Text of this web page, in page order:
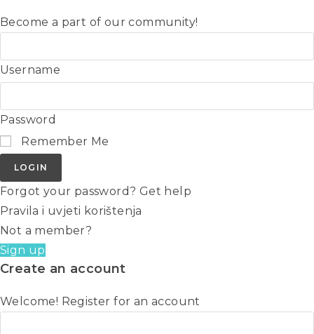
Become a part of our community!
Username
Password
Remember Me
LOGIN
Forgot your password? Get help
Pravila i uvjeti korištenja
Not a member?
Sign up
Create an account
Welcome! Register for an account